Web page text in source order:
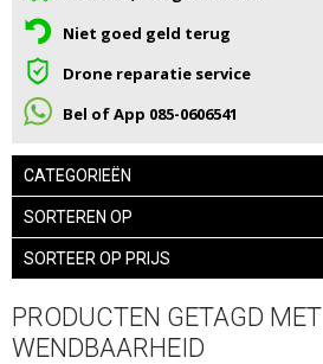
Niet goed geld terug
Drone reparatie service
Bel of App 085-0606541
CATEGORIEËN
SORTEREN OP
SORTEER OP PRIJS
PRODUCTEN GETAGD MET
WENDBAARHEID